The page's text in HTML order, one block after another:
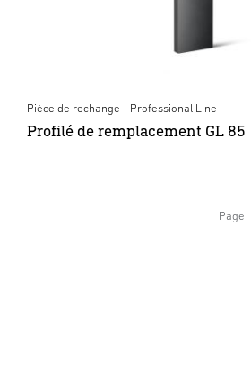
Pièce de rechange - Professional Line
Profilé de remplacement GL 85
Page